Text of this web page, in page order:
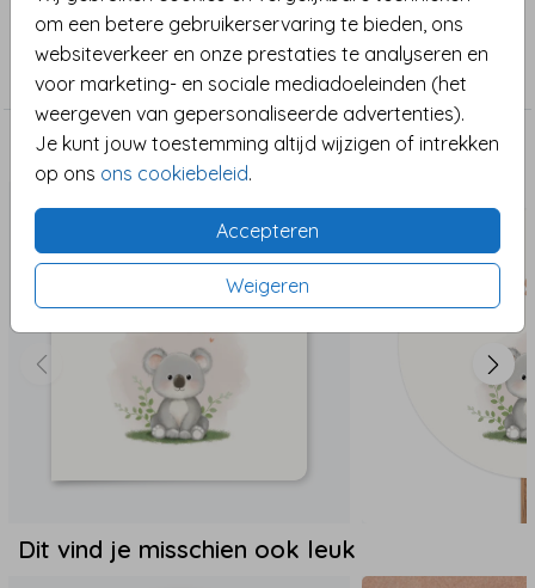
om een betere gebruikerservaring te bieden, ons
websiteverkeer en onze prestaties te analyseren en
voor marketing- en sociale mediadoeleinden (het
weergeven van gepersonaliseerde advertenties).
Je kunt jouw toestemming altijd wijzigen of intrekken
op ons ons cookiebeleid.
Accepteren
Weigeren
De stickers zijn leuk als sluitzegel voor enveloppen,
maar ook mooi om te gebruiken op zakjes, doosjes
of kleine traktaties. Verkrijgbaar in meerdere
formaten en eenvoudig te combineren met een
bijpassend geboortekaartje.
Bij een diameter van 35 mm ontvang je 25 stickers
per vel. Hoe groter het formaat, hoe minder stickers
per vel – handig om mee te nemen in je keuze.
Collectie
Sluitzegel
Maak het compleet
Dit vind je misschien ook leuk